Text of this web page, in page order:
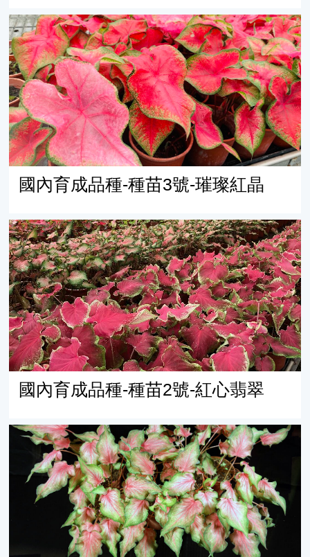
國內育成品種-種苗3號-璀璨紅晶
國內育成品種-種苗3號-璀璨紅晶
國內育成品種-種苗2號-紅心翡翠
國內育成品種-種苗2號-紅心翡翠
國內育成品種-種苗1號-火之舞